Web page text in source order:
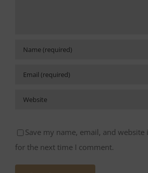
Save my name, email, and
for the next time I comment.